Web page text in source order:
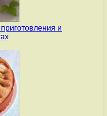
и